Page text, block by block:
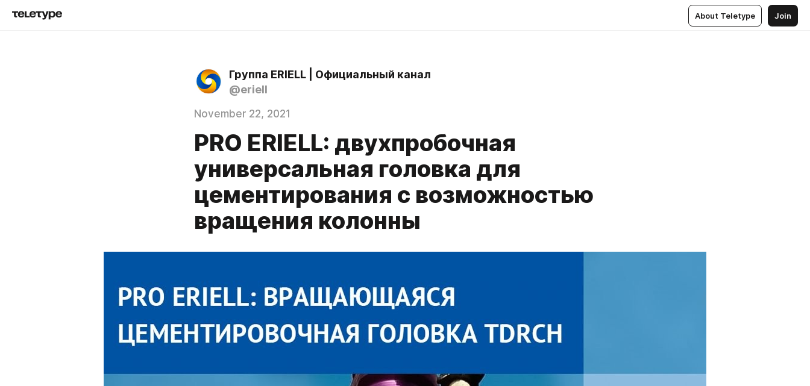
About Teletype Join
Группа ERIELL | Официальный канал
@eriell
November 22, 2021
PRO ERIELL: двухпробочная
универсальная головка для
цементирования с возможностью
вращения колонны